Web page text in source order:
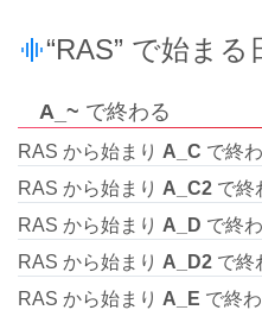
“RAS” で始ま
A_~ で終わる
RAS から始まり A_C で終
RAS から始まり A_C2 で終
RAS から始まり A_D で終
RAS から始まり A_D2 で終
RAS から始まり A_E で終